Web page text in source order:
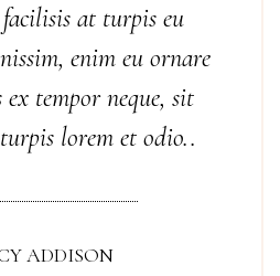
at turpis eu
enim eu ornare
tempor neque, sit
lorem et odio..
ADDISON